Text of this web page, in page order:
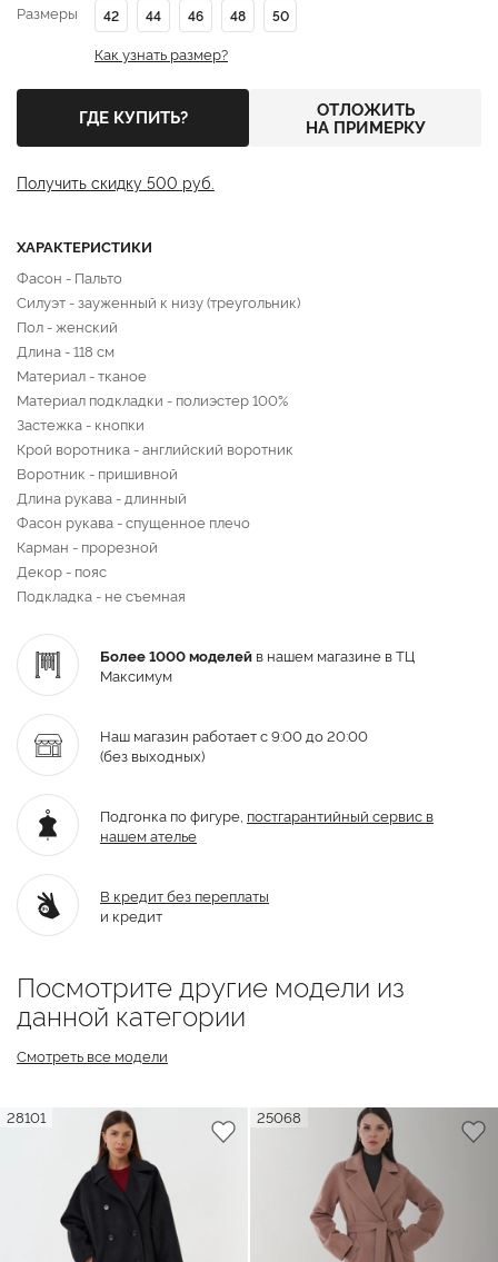
Размеры 42 44 46 48 50
Как узнать размер?
ГДЕ КУПИТЬ? ОТЛОЖИТЬ
НА ПРИМЕРКУ
Получить скидку 500 руб.
ХАРАКТЕРИСТИКИ
Фасон - Пальто
Силуэт - зауженный к низу (треугольник)
Пол - женский
Длина - 118 см
Материал - тканое
Материал подкладки - полиэстер 100%
Застежка - кнопки
Крой воротника - английский воротник
Воротник - пришивной
Длина рукава - длинный
Фасон рукава - спущенное плечо
Карман - прорезной
Декор - пояс
Подкладка - не съемная
Более 1000 моделей в нашем магазине в ТЦ
Максимум
Наш магазин работает с 9:00 до 20:00
(без выходных)
Подгонка по фигуре, постгарантийный сервис в
нашем ателье
В кредит без переплаты
и кредит
Посмотрите другие модели из
данной категории
Смотреть все модели
28101 25068